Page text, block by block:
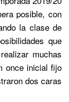
posible, con
la clase de
que
muchas
once inicial fijo
dos caras